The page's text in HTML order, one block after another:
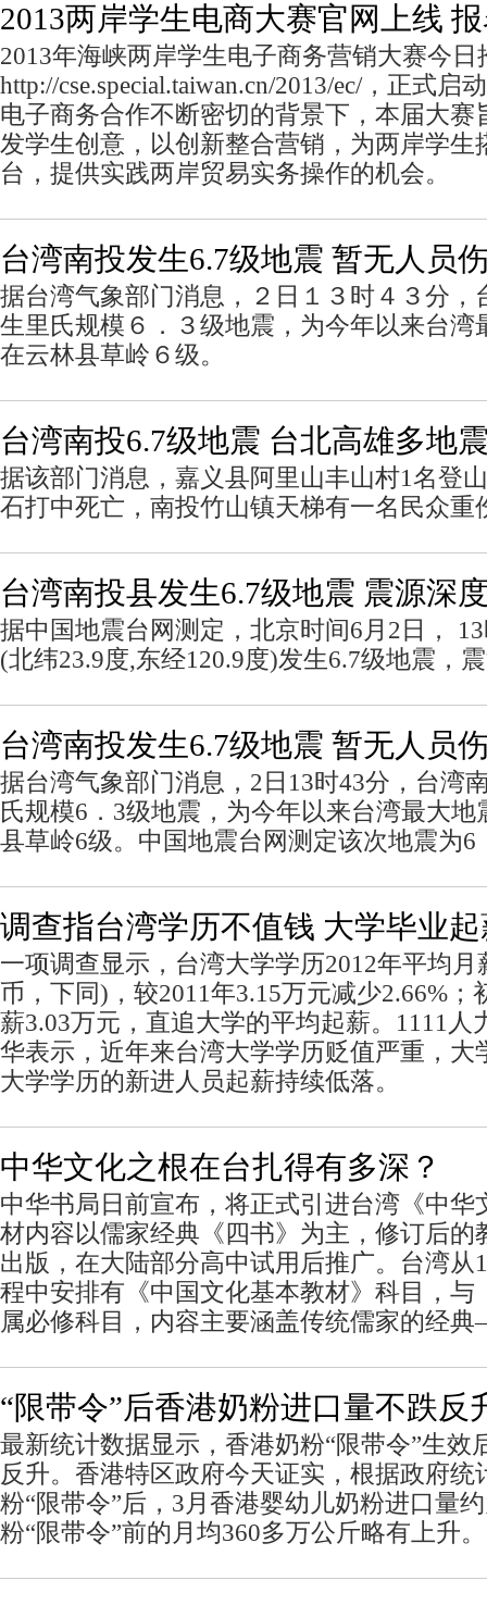
2013两岸学生电商大赛官网上线
2013年海峡两岸学生电子商务营销大赛今日
http://cse.special.taiwan.cn/2013/ec/，正式启
电子商务合作不断密切的背景下，本届大赛
发学生创意，以创新整合营销，为两岸学生
台，提供实践两岸贸易实务操作的机会。
台湾南投发生6.7级地震 暂无人员
据台湾气象部门消息，２日１３时４３分，
生里氏规模６．３级地震，为今年以来台湾
在云林县草岭６级。
台湾南投6.7级地震 台北高雄多地
据该部门消息，嘉义县阿里山丰山村1名登
石打中死亡，南投竹山镇天梯有一名民众重
台湾南投县发生6.7级地震 震源深
据中国地震台网测定，北京时间6月2日，
(北纬23.9度,东经120.9度)发生6.7级地震，
台湾南投发生6.7级地震 暂无人员
据台湾气象部门消息，2日13时43分，台湾
氏规模6．3级地震，为今年以来台湾最大
县草岭6级。中国地震台网测定该次地震为6
调查指台湾学历不值钱 大学毕业
一项调查显示，台湾大学学历2012年平均月
币，下同)，较2011年3.15万元减少2.66%；
薪3.03万元，直追大学的平均起薪。1111人
华表示，近年来台湾大学学历贬值严重，大
大学学历的新进人员起薪持续低落。
中华文化之根在台扎得有多深？
中华书局日前宣布，将正式引进台湾《中华
材内容以儒家经典《四书》为主，修订后的
出版，在大陆部分高中试用后推广。台湾从
程中安排有《中国文化基本教材》科目，与
属必修科目，内容主要涵盖传统儒家的经
“限带令”后香港奶粉进口量不跌反
最新统计数据显示，香港奶粉“限带令”生效
反升。香港特区政府今天证实，根据政府统
粉“限带令”后，3月香港婴幼儿奶粉进口量
粉“限带令”前的月均360多万公斤略有上升。